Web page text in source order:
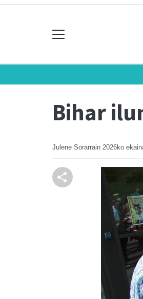
Bihar
Julene Sorarrain 2026ko